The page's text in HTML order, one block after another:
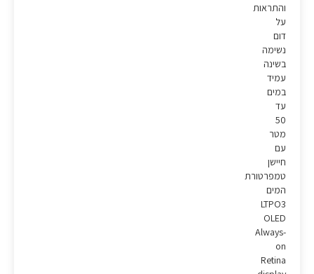
והתראות
על
דום
נשימה
בשינה
עמיד
במים
עד
50
מטר
עם
חיישן
טמפרטורת
המים
LTPO3
OLED
Always-
on
Retina